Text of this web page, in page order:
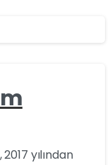
yılından